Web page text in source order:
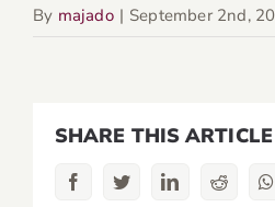
By majado | September 2nd,
SHARE THIS ARTICLE
FacebookTwitterLinkedInReddit